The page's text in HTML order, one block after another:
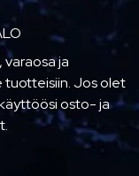
ja
tuotteisiin. Jos olet
osto- ja